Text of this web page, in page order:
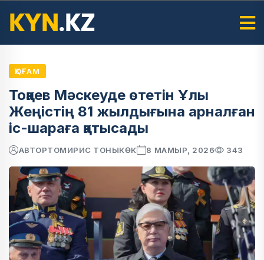
ҚОҒАМ
Тоқаев Мәскеуде өтетін Ұлы
Жеңістің 81 жылдығына арналған
іс-шараға қатысады
АВТОРТОМИРИС ТОНЫКӨК 8 МАМЫР, 2026 343